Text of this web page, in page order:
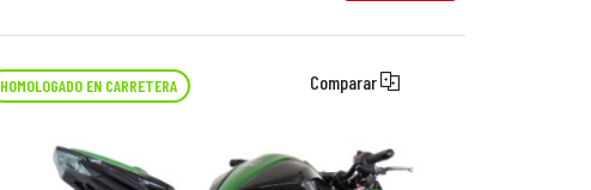
HOMOLOGADO EN CARRETERA Comparar